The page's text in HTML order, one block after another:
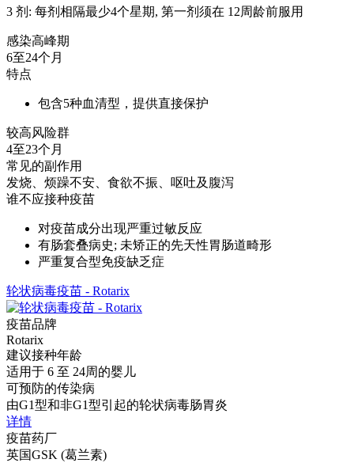
3 剂: 每剂相隔最少4个星期, 第一剂须在 12周龄前服用
感染高峰期
6至24个月
特点
包含5种血清型，提供直接保护
较高风险群
4至23个月
常见的副作用
发烧、烦躁不安、食欲不振、呕吐及腹泻
谁不应接种疫苗
对疫苗成分出现严重过敏反应
有肠套叠病史; 未矫正的先天性胃肠道畸形
严重复合型免疫缺乏症
轮状病毒疫苗 - Rotarix
疫苗品牌
Rotarix
建议接种年龄
适用于 6 至 24周的婴儿
可预防的传染病
由G1型和非G1型引起的轮状病毒肠胃炎
详情
疫苗药厂
英国GSK (葛兰素)